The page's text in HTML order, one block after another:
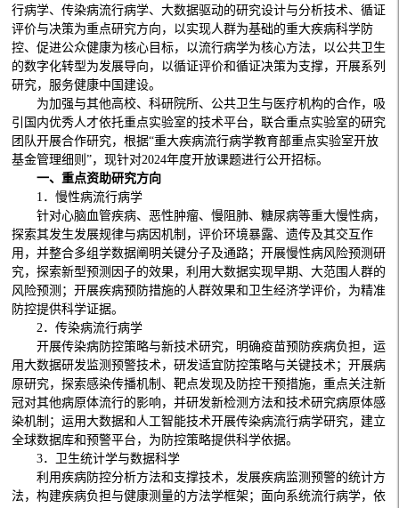
行病学、传染病流行病学、大数据驱动的研究设计与分析技术、循证
评价与决策为重点研究方向，以实现人群为基础的重大疾病科学防
控、促进公众健康为核心目标，以流行病学为核心方法，以公共卫生
的数字化转型为发展导向，以循证评价和循证决策为支撑，开展系列
研究，服务健康中国建设。
为加强与其他高校、科研院所、公共卫生与医疗机构的合作，吸
引国内优秀人才依托重点实验室的技术平台，联合重点实验室的研究
团队开展合作研究，根据“重大疾病流行病学教育部重点实验室开放
基金管理细则”，现针对2024年度开放课题进行公开招标。
一、重点资助研究方向
1．慢性病流行病学
针对心脑血管疾病、恶性肿瘤、慢阻肺、糖尿病等重大慢性病，
探索其发生发展规律与病因机制，评价环境暴露、遗传及其交互作
用，并整合多组学数据阐明关键分子及通路；开展慢性病风险预测研
究，探索新型预测因子的效果，利用大数据实现早期、大范围人群的
风险预测；开展疾病预防措施的人群效果和卫生经济学评价，为精准
防控提供科学证据。
2．传染病流行病学
开展传染病防控策略与新技术研究，明确疫苗预防疾病负担，运
用大数据研发监测预警技术，研发适宜防控策略与关键技术；开展病
原研究，探索感染传播机制、靶点发现及防控干预措施，重点关注新
冠对其他病原体流行的影响，并研发新检测方法和技术研究病原体感
染机制；运用大数据和人工智能技术开展传染病流行病学研究，建立
全球数据库和预警平台，为防控策略提供科学依据。
3．卫生统计学与数据科学
利用疾病防控分析方法和支撑技术，发展疾病监测预警的统计方
法，构建疾病负担与健康测量的方法学框架；面向系统流行病学，依